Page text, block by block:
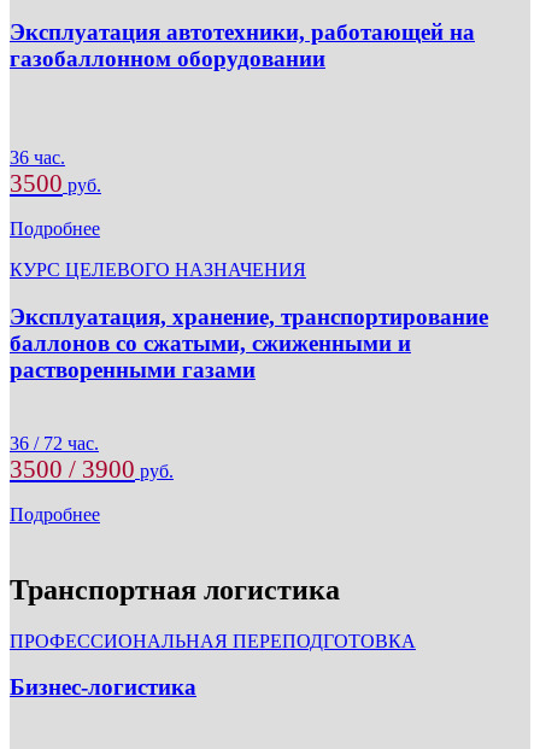
Эксплуатация автотехники, работающей на
газобаллонном оборудовании
36 час.
3500 руб.
Подробнее
КУРС ЦЕЛЕВОГО НАЗНАЧЕНИЯ
Эксплуатация, хранение, транспортирование
баллонов со сжатыми, сжиженными и
растворенными газами
36 / 72 час.
3500 / 3900 руб.
Подробнее
Транспортная логистика
ПРОФЕССИОНАЛЬНАЯ ПЕРЕПОДГОТОВКА
Бизнес-логистика